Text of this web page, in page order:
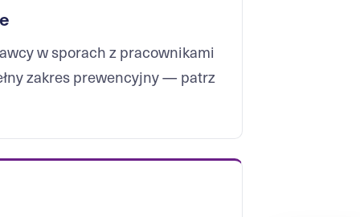
w sporach z pracownikami
zakres prewencyjny — patrz